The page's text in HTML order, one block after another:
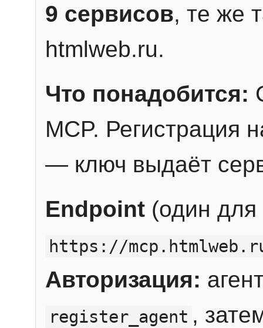
9 сервисов, те же
htmlweb.ru.
Что понадобится:
MCP. Регистрация
— ключ выдаёт
Endpoint (один для
https://
Авторизация:
register_agent ,